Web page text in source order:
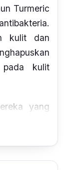
Turmeric
kulit dan
kulit
yang